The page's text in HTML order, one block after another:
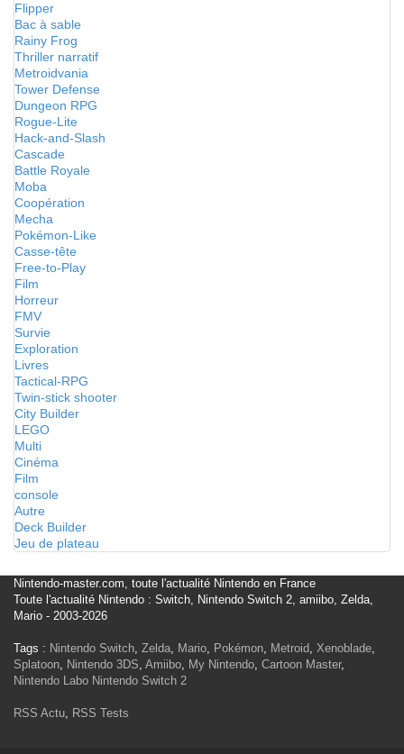
Flipper
Bac à sable
Rainy Frog
Thriller narratif
Metroidvania
Tower Defense
Dungeon RPG
Rogue-Lite
Hack-and-Slash
Cascade
Battle Royale
Moba
Coopération
Mecha
Pokémon-Like
Casse-tête
Free-to-Play
Film
Horreur
FMV
Survie
Exploration
Livres
Tactical-RPG
Twin-stick shooter
City Builder
LEGO
Multi
Cinéma
Film
console
Autre
Deck Builder
Jeu de plateau
Nintendo-master.com, toute l'actualité Nintendo en France
Toute l'actualité Nintendo : Switch, Nintendo Switch 2, amiibo, Zelda,
Mario - 2003-2026
Tags : Nintendo Switch, Zelda, Mario, Pokémon, Metroid, Xenoblade,
Splatoon, Nintendo 3DS, Amiibo, My Nintendo, Cartoon Master,
Nintendo Labo Nintendo Switch 2
RSS Actu, RSS Tests